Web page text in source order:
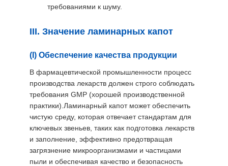
требованиями к шуму.
III. Значение ламинарных капот
(I) Обеспечение качества продукции
В фармацевтической промышленности процесс
производства лекарств должен строго соблюдать
требования GMP (хорошей производственной
практики).Ламинарный капот может обеспечить
чистую среду, которая отвечает стандартам для
ключевых звеньев, таких как подготовка лекарств
и заполнение, эффективно предотвращая
загрязнение микроорганизмами и частицами
пыли и обеспечивая качество и безопасность